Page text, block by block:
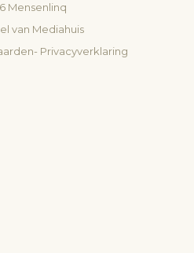
Mensenlinq
van Mediahuis
- Privacyverklaring